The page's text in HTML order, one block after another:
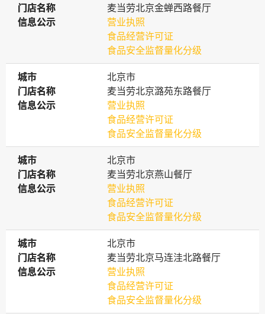
门店名称
门店名称
麦当劳北京金蝉西路餐厅
信息公示
信息公示
营业执照
食品经营许可证
食品安全监督量化分级
城市
城市
北京市
门店名称
门店名称
麦当劳北京潞苑东路餐厅
信息公示
信息公示
营业执照
食品经营许可证
食品安全监督量化分级
城市
城市
北京市
门店名称
门店名称
麦当劳北京燕山餐厅
信息公示
信息公示
营业执照
食品经营许可证
食品安全监督量化分级
城市
城市
北京市
门店名称
门店名称
麦当劳北京马连洼北路餐厅
信息公示
信息公示
营业执照
食品经营许可证
食品安全监督量化分级